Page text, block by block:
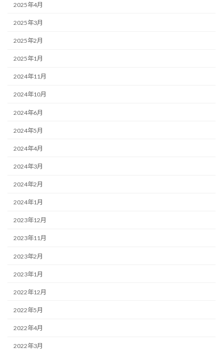
2025年4月
2025年3月
2025年2月
2025年1月
2024年11月
2024年10月
2024年6月
2024年5月
2024年4月
2024年3月
2024年2月
2024年1月
2023年12月
2023年11月
2023年2月
2023年1月
2022年12月
2022年5月
2022年4月
2022年3月